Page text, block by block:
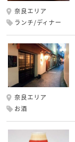
奈良エリア
ランチ/ディナー
奈良エリア
お酒